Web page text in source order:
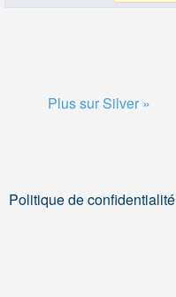
Plus sur Silver »
Politique de confidentialité